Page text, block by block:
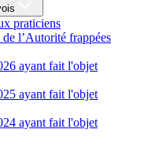
praticiens
l’Autorité frappées
ayant fait l'objet
ayant fait l'objet
ayant fait l'objet